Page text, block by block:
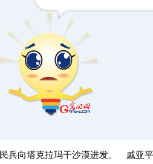
民兵向塔克拉玛干沙漠进发。 戚亚